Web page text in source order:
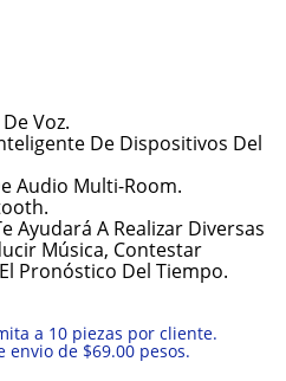
Voz.
De Dispositivos Del
Audio Multi-Room.
Ayudará A Realizar Diversas
Música, Contestar
Pronóstico Del Tiempo.
a 10 piezas por cliente.
de $69.00 pesos.